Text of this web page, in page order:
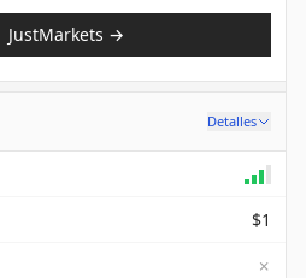
JustMarkets →
Detalles
$1
✗